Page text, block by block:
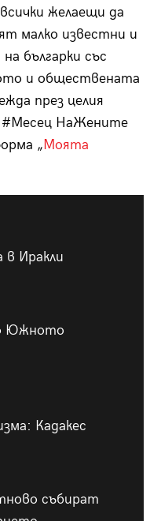
желаещи да
малко известни и
българки със
и обществената
през целия
#Месец НаЖените
„Моята
в Иракли
Южното
Кадакес
събират